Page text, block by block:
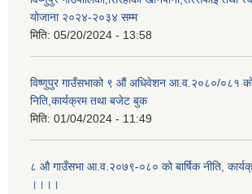
योजाना २०२४-२०३४ सम्म
मिति: 05/20/2024 - 13:58
विष्णुपुर गाउँसभाको ९ औं अधिवेशन आ.व.२०८०/०८१ को
निति,कार्यक्रम तथा बजेट बुक
मिति: 01/04/2024 - 11:49
८ औ गाउँसभा आ.व.२०७९-०८० को बार्षिक नीति,
।।।।